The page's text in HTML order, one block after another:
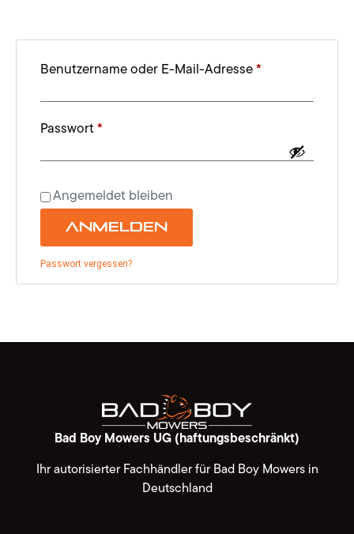
Benutzername oder E-Mail-Adresse*
Passwort*
Angemeldet bleiben
Anmelden
Passwort vergessen?
Bad Boy Mowers UG (haftungsbeschränkt)
Ihr autorisierter Fachhändler für Bad Boy Mowers in
Deutschland